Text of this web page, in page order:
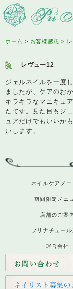
ホーム お客様感想
レヴュー12
ジェルネイルを一度
ましたが、ケアのお
キラキラなマニキュ
たです。見た目もジ
ュアだけでもいいか
いします。
ネイルケアメニ
期間限定メニ
店舗のご案
プリナチュール
運営会社